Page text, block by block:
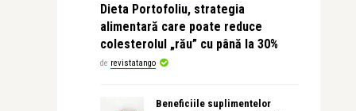
Dieta Portofoliu, strategia
alimentară care poate reduce
colesterolul „rău” cu până la 30%
de revistatango
Beneficiile suplimentelor